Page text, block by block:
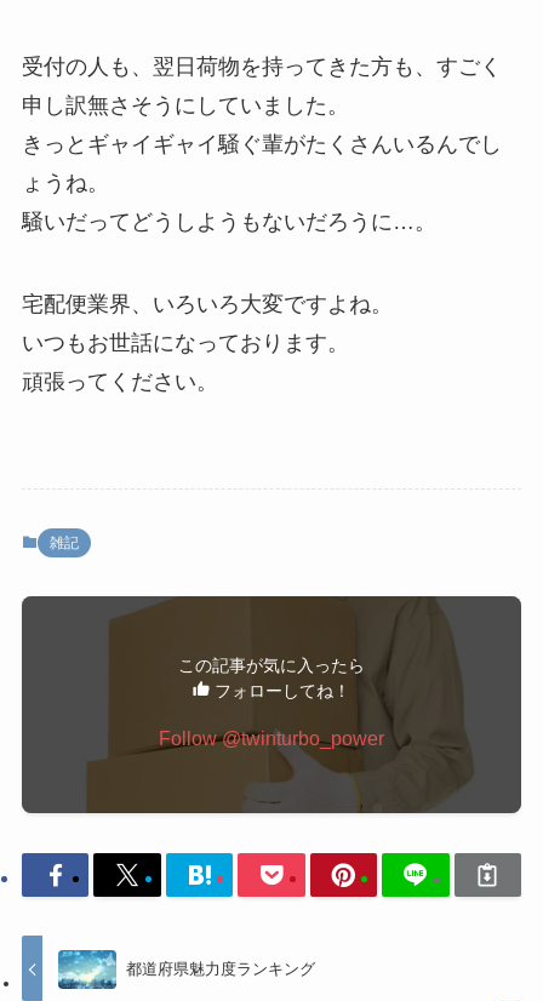
受付の人も、翌日荷物を持ってきた方も、すごく
申し訳無さそうにしていました。
きっとギャイギャイ騒ぐ輩がたくさんいるんでし
ょうね。
騒いだってどうしようもないだろうに…。
宅配便業界、いろいろ大変ですよね。
いつもお世話になっております。
頑張ってください。
雑記
この記事が気に入ったら
フォローしてね！
Follow @twinturbo_power
都道府県魅力度ランキング